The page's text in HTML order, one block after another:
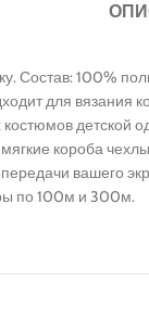
Состав: 100%
для вязания
короба
по 100м и 300м.